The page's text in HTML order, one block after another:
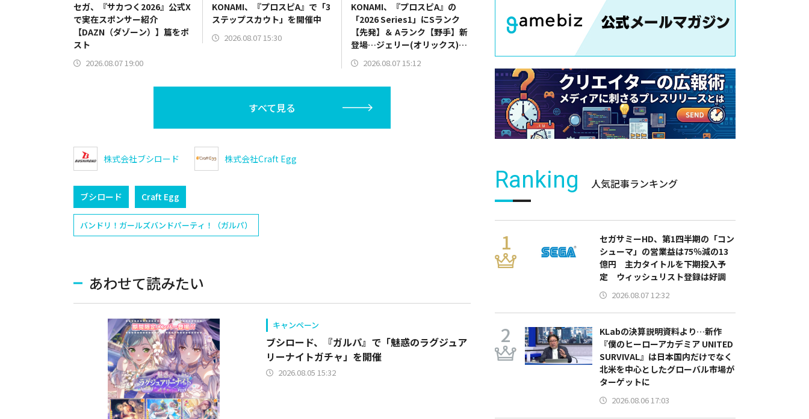
セガ、『サカつく2026』公式X
で実在スポンサー紹介
【DAZN（ダゾーン）】篇をポ
スト
2026.08.07 19:00
KONAMI、『プロスピA』で「3
ステップスカウト」を開催中
2026.08.07 15:30
KONAMI、『プロスピA』の
「2026 Series1」にSランク
【先発】＆ Aランク【野手】新
登場…ジェリー(オリックス)、
マラー(中日)、奈良間大己(北海
道日本ハム/二塁手)、持丸泰輝
2026.08.07 15:12
すべて見る
株式会社ブシロード 株式会社Craft Egg
ブシロード Craft Egg
バンドリ！ガールズバンドパーティ！（ガルパ）
あわせて読みたい
キャンペーン
ブシロード、『ガルパ』で「魅惑のラグジュア
リーナイトガチャ」を開催
2026.08.05 15:32
Ranking 人気記事ランキング
セガサミーHD、第1四半期の「コン
シューマ」の営業益は75％減の13
億円 主力タイトルを下期投入予
定 ウィッシュリスト登録は好調
2026.08.07 12:32
KLabの決算説明資料より…新作
『僕のヒーローアカデミア UNITED
SURVIVAL』は日本国内だけでなく
北米を中心としたグローバル市場が
ターゲットに
2026.08.06 17:03